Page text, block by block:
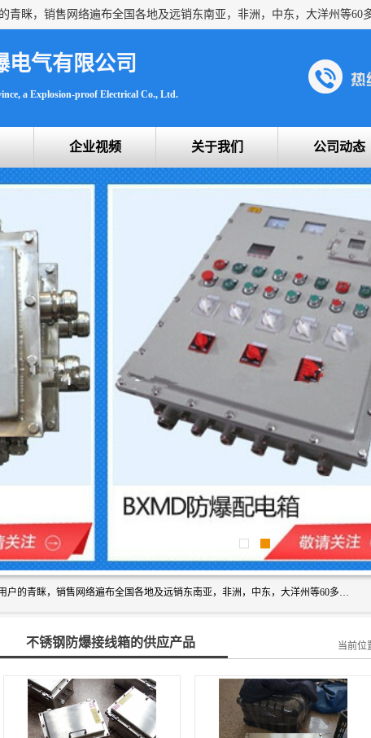
电气有限公司
a Explosion-proof Electrical Co., Ltd.
企业视频 关于我们 公司动态
浙创防爆公司产品得到了 国内外广大用户的青眯，销售网络遍布全国各地及远销东南亚，非洲，中东，大洋州等60多个国家和地区，并初步建立起以中国大陆为总部的全球营销体系。 专业生产：防爆电气，BXMD系列防爆照明动力配电箱，BJX防爆接线箱，BKX防爆控制箱，防爆检修电源箱，防爆开关箱，不锈钢防爆箱，201/304/316不锈钢防爆配电箱系列， 防爆防腐系列，防爆防腐操作柱，防爆防腐控制箱 浙创防爆
不锈钢防爆接线箱的供应产品 当前位